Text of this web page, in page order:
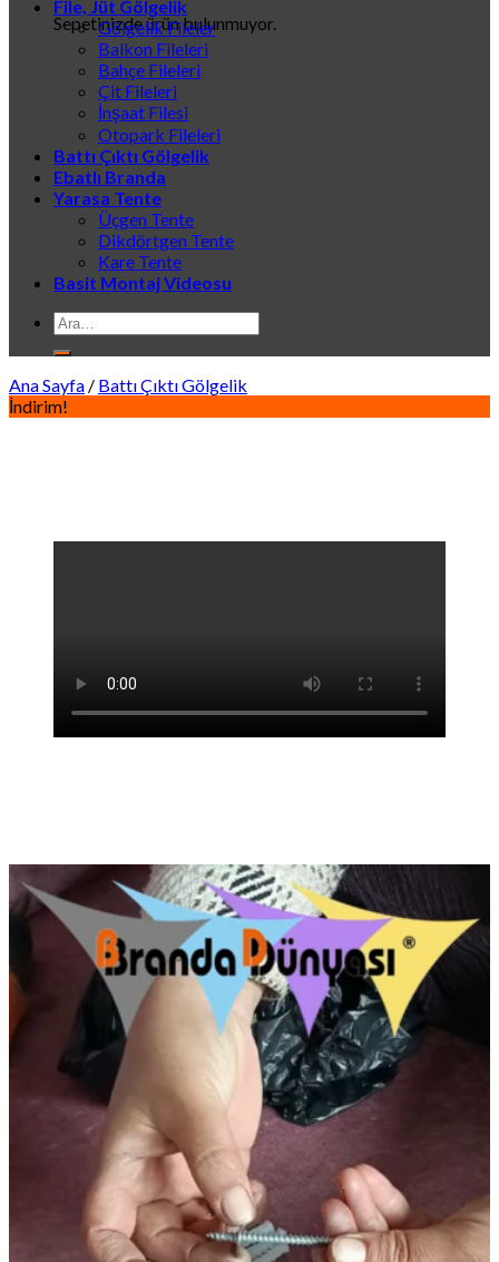
Sepetinizde ürün bulunmuyor.
File, Jüt Gölgelik
Gölgelik Fileler
Balkon Fileleri
Bahçe Fileleri
Çit Fileleri
İnşaat Filesi
Otopark Fileleri
Battı Çıktı Gölgelik
Ebatlı Branda
Yarasa Tente
Üçgen Tente
Dikdörtgen Tente
Kare Tente
Basit Montaj Videosu
Ara:
Ana Sayfa / Battı Çıktı Gölgelik
İndirim!